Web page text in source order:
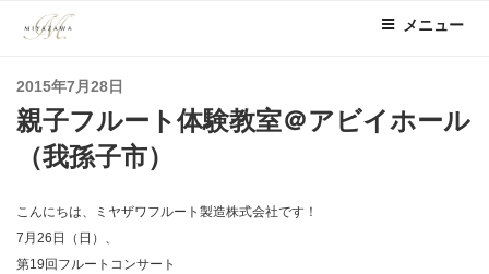
メニュー
投
稿
日:
2015年7月28日
親子フルート体験教室＠アビイホール
（我孫子市）
こんにちは、ミヤザワフルート製造株式会社です！
7月26日（日）、
第19回フルートコンサート